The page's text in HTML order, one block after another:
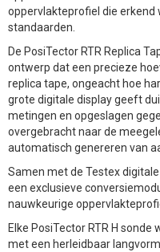
oppervlakteprofiel die erkend
standaarden.
De PosiTector RTR Replica
ontwerp dat een precieze
replica tape, ongeacht hoe
grote digitale display geeft
metingen en opgeslagen
overgebracht naar de
automatisch genereren van
Samen met de Testex
een exclusieve
nauwkeurige
Elke PosiTector RTR H
met een herleidbaar